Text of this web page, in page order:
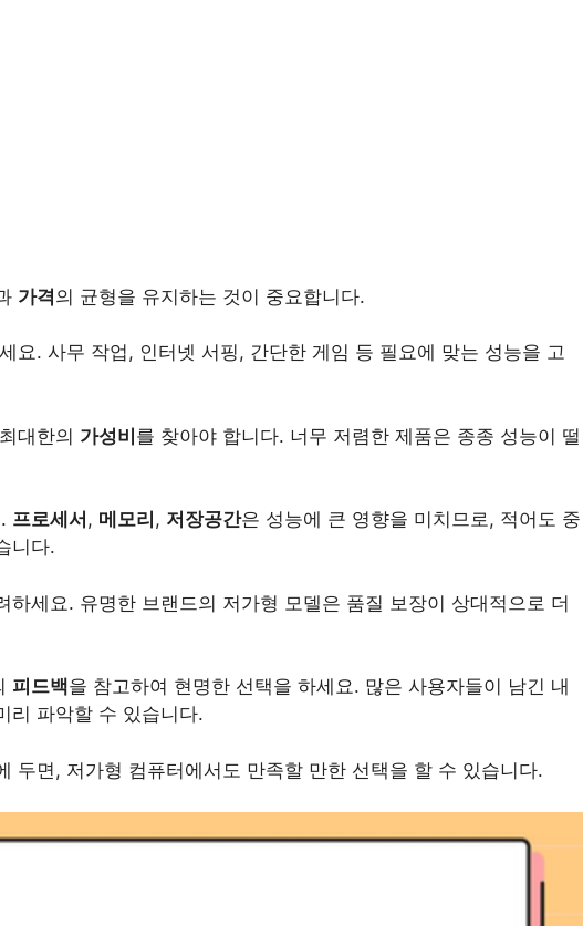
가격의 균형을 유지하는 것이 중요합니다.
요. 사무 작업, 인터넷 서핑, 간단한 게임 등 필요에 맞는 성능을 고
대한의 가성비를 찾아야 합니다. 너무 저렴한 제품은 종종 성능이 떨
프로세서 , 메모리 , 저장공간은 성능에 큰 영향을 미치므로, 적어도 중
니다.
하세요. 유명한 브랜드의 저가형 모델은 품질 보장이 상대적으로 더
피드백을 참고하여 현명한 선택을 하세요. 많은 사용자들이 남긴 내
리 파악할 수 있습니다.
두면, 저가형 컴퓨터에서도 만족할 만한 선택을 할 수 있습니다.